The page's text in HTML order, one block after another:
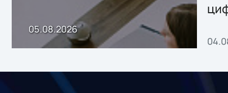
05.08.2026